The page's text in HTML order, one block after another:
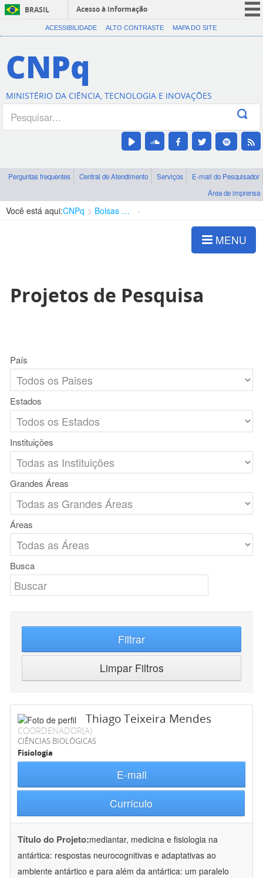
BRASIL
Acesso à informação
CORONAVÍRUS (COVID-19)
Canais
ACESSIBILIDADE ALTO CONTRASTE MAPA DO SITE
CNPq
MINISTÉRIO DA CIÊNCIA, TECNOLOGIA E INOVAÇÕES
Perguntas frequentes Central de Atendimento Serviços
E-mail do Pesquisador
Área de imprensa
Você está aqui:CNPq Bolsas e Auxílios Vigentes
MENU
Projetos de Pesquisa
País
Estados
Instituições
Grandes Áreas
Áreas
Busca
Filtrar
Limpar Filtros
Thiago Teixeira Mendes
COORDENADOR(A)
CIÊNCIAS BIOLÓGICAS
Fisiologia
E-mail
Currículo
Título do Projeto:mediantar, medicina e fisiologia na
antártica: respostas neurocognitivas e adaptativas ao
ambiente antártico e para além da antártica: um paralelo